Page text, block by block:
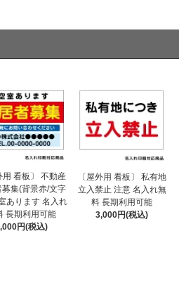
用 看板〕 不動産
募集(背景赤/文字
あります 名入れ
長期利用可能
円(税込)
〔屋外用 看板〕 私有地
立入禁止 注意 名入れ無
料 長期利用可能
3,000円(税込)